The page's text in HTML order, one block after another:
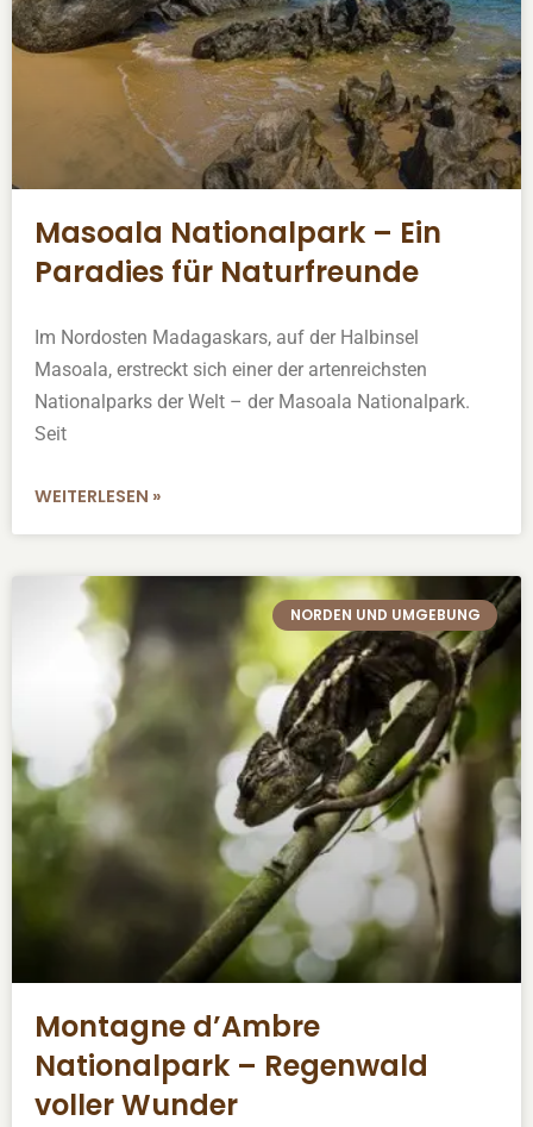
Masoala Nationalpark – Ein
Paradies für Naturfreunde
Im Nordosten Madagaskars, auf der Halbinsel
Masoala, erstreckt sich einer der artenreichsten
Nationalparks der Welt – der Masoala Nationalpark.
Seit
WEITERLESEN »
NORDEN UND UMGEBUNG
Montagne d’Ambre
Nationalpark – Regenwald
voller Wunder